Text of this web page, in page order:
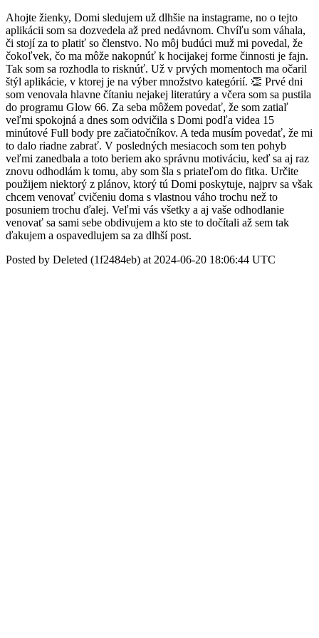
Ahojte žienky, Domi sledujem už dlhšie na instagrame, no o tejto
aplikácii som sa dozvedela až pred nedávnom. Chvíľu som váhala,
či stojí za to platiť so členstvo. No môj budúci muž mi povedal, že
čokoľvek, čo ma môže nakopnúť k hocijakej forme činnosti je fajn.
Tak som sa rozhodla to risknúť. Už v prvých momentoch ma očaril
štýl aplikácie, v ktorej je na výber množstvo kategórií. 👏 Prvé dni
som venovala hlavne čítaniu nejakej literatúry a včera som sa pustila
do programu Glow 66. Za seba môžem povedať, že som zatiaľ
veľmi spokojná a dnes som odvičila s Domi podľa videa 15
minútové Full body pre začiatočníkov. A teda musím povedať, že mi
to dalo riadne zabrať. V posledných mesiacoch som ten pohyb
veľmi zanedbala a toto beriem ako správnu motiváciu, keď sa aj raz
znovu odhodlám k tomu, aby som šla s priateľom do fitka. Určite
použijem niektorý z plánov, ktorý tú Domi poskytuje, najprv sa však
chcem venovať cvičeniu doma s vlastnou váho trochu než to
posuniem trochu ďalej. Veľmi vás všetky a aj vaše odhodlanie
venovať sa sami sebe obdivujem a kto ste to dočítali až sem tak
ďakujem a ospavedlujem sa za dlhší post.
Posted by Deleted (1f2484eb) at 2024-06-20 18:06:44 UTC